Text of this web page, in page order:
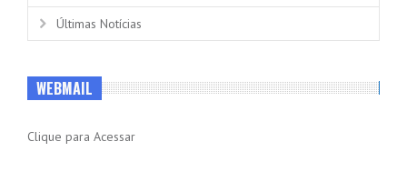
Últimas Notícias
WEBMAIL
Clique para Acessar